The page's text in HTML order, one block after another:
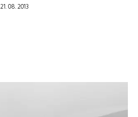
21. 08. 2013